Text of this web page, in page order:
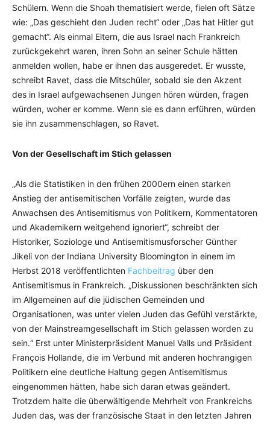
Schülern. Wenn die Shoah thematisiert werde, fielen oft Sätze
wie: „Das geschieht den Juden recht“ oder „Das hat Hitler gut
gemacht“. Als einmal Eltern, die aus Israel nach Frankreich
zurückgekehrt waren, ihren Sohn an seiner Schule hätten
anmelden wollen, habe er ihnen das ausgeredet. Er wusste,
schreibt Ravet, dass die Mitschüler, sobald sie den Akzent
des in Israel aufgewachsenen Jungen hören würden, fragen
würden, woher er komme. Wenn sie es dann erführen, würden
sie ihn zusammenschlagen, so Ravet.
Von der Gesellschaft im Stich gelassen
„Als die Statistiken in den frühen 2000ern einen starken
Anstieg der antisemitischen Vorfälle zeigten, wurde das
Anwachsen des Antisemitismus von Politikern, Kommentatoren
und Akademikern weitgehend ignoriert“, schreibt der
Historiker, Soziologe und Antisemitismusforscher Günther
Jikeli von der Indiana University Bloomington in einem im
Herbst 2018 veröffentlichten Fachbeitrag über den
Antisemitismus in Frankreich. „Diskussionen beschränkten sich
im Allgemeinen auf die jüdischen Gemeinden und
Organisationen, was unter vielen Juden das Gefühl verstärkte,
von der Mainstreamgesellschaft im Stich gelassen worden zu
sein.“ Erst unter Ministerpräsident Manuel Valls und Präsident
François Hollande, die im Verbund mit anderen hochrangigen
Politikern eine deutliche Haltung gegen Antisemitismus
eingenommen hätten, habe sich daran etwas geändert.
Trotzdem halte die überwältigende Mehrheit von Frankreichs
Juden das, was der französische Staat in den letzten Jahren